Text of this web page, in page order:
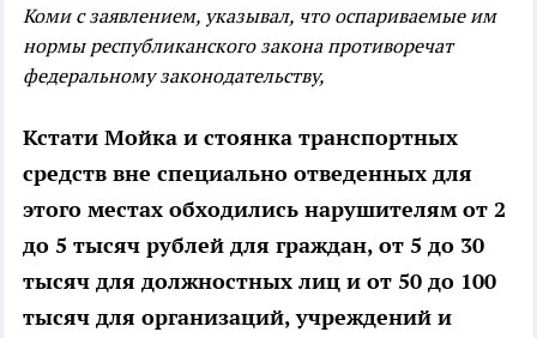
Коми с заявлением, указывал, что оспариваемые им
нормы республиканского закона противоречат
федеральному законодательству,
Кстати Мойка и стоянка транспортных
средств вне специально отведенных для
этого местах обходились нарушителям от 2
до 5 тысяч рублей для граждан, от 5 до 30
тысяч для должностных лиц и от 50 до 100
тысяч для организаций, учреждений и